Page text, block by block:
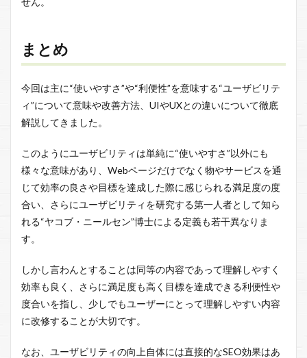
まとめ
今回は主に“使いやすさ”や“利便性”を意味する“ユーザビリテ
ィ”について意味や改善方法、UIやUXとの違いについて徹底
解説してきました。
このようにユーザビリティは単純に“使いやすさ”以外にも
様々な意味があり、Webページだけでなく物やサービスを通
じて効率の良さや目標を達成した際に感じられる満足度の度
合い、さらにユーザビリティを研究する第一人者として知ら
れる“ヤコブ・ニールセン”博士による定義も若干異なりま
す。
しかし言わんとすることは同等の内容であって理解しやすく
効率も良く、さらに満足度も高く目標を達成できる利便性や
度合いを指し、少しでもユーザーにとって理解しやすい内容
に改修することが大切です。
なお、ユーザビリティの向上自体には直接的なSEO効果はあ